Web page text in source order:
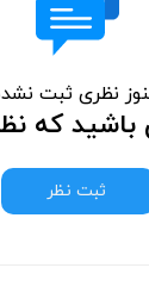
نظری ثبت
باشید که
ثبت نظر